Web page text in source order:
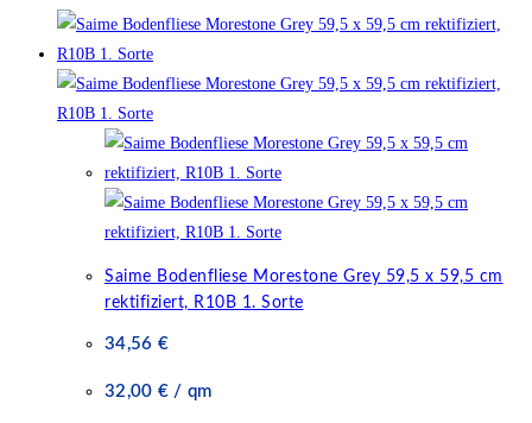
Saime Bodenfliese Morestone Grey 59,5 x 59,5 cm
rektifiziert, R10B 1. Sorte
34,56 €
32,00 € /qm